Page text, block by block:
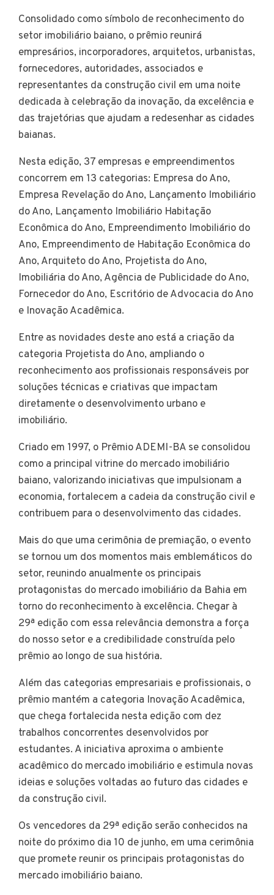
Consolidado como símbolo de reconhecimento do
setor imobiliário baiano, o prêmio reunirá
empresários, incorporadores, arquitetos, urbanistas,
fornecedores, autoridades, associados e
representantes da construção civil em uma noite
dedicada à celebração da inovação, da excelência e
das trajetórias que ajudam a redesenhar as cidades
baianas.
Nesta edição, 37 empresas e empreendimentos
concorrem em 13 categorias: Empresa do Ano,
Empresa Revelação do Ano, Lançamento Imobiliário
do Ano, Lançamento Imobiliário Habitação
Econômica do Ano, Empreendimento Imobiliário do
Ano, Empreendimento de Habitação Econômica do
Ano, Arquiteto do Ano, Projetista do Ano,
Imobiliária do Ano, Agência de Publicidade do Ano,
Fornecedor do Ano, Escritório de Advocacia do Ano
e Inovação Acadêmica.
Entre as novidades deste ano está a criação da
categoria Projetista do Ano, ampliando o
reconhecimento aos profissionais responsáveis por
soluções técnicas e criativas que impactam
diretamente o desenvolvimento urbano e
imobiliário.
Criado em 1997, o Prêmio ADEMI-BA se consolidou
como a principal vitrine do mercado imobiliário
baiano, valorizando iniciativas que impulsionam a
economia, fortalecem a cadeia da construção civil e
contribuem para o desenvolvimento das cidades.
Mais do que uma cerimônia de premiação, o evento
se tornou um dos momentos mais emblemáticos do
setor, reunindo anualmente os principais
protagonistas do mercado imobiliário da Bahia em
torno do reconhecimento à excelência. Chegar à
29ª edição com essa relevância demonstra a força
do nosso setor e a credibilidade construída pelo
prêmio ao longo de sua história.
Além das categorias empresariais e profissionais, o
prêmio mantém a categoria Inovação Acadêmica,
que chega fortalecida nesta edição com dez
trabalhos concorrentes desenvolvidos por
estudantes. A iniciativa aproxima o ambiente
acadêmico do mercado imobiliário e estimula novas
ideias e soluções voltadas ao futuro das cidades e
da construção civil.
Os vencedores da 29ª edição serão conhecidos na
noite do próximo dia 10 de junho, em uma cerimônia
que promete reunir os principais protagonistas do
mercado imobiliário baiano.